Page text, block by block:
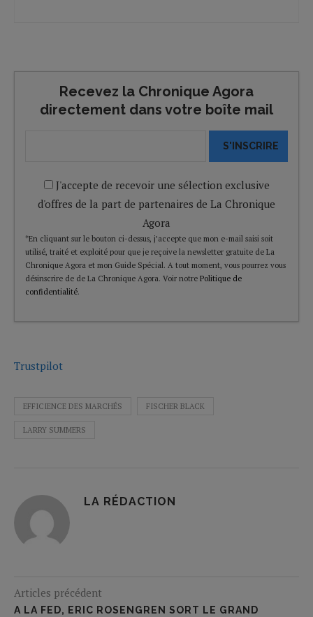
Recevez la Chronique Agora
directement dans votre boîte mail
S'INSCRIRE
J'accepte de recevoir une sélection exclusive
d'offres de la part de partenaires de La Chronique
Agora
*En cliquant sur le bouton ci-dessus, j’accepte que mon e-mail saisi soit
utilisé, traité et exploité pour que je reçoive la newsletter gratuite de La
Chronique Agora et mon Guide Spécial. A tout moment, vous pourrez vous
désinscrire de de La Chronique Agora. Voir notre Politique de
confidentialité.
Trustpilot
EFFICIENCE DES MARCHÉS FISCHER BLACK
LARRY SUMMERS
LA RÉDACTION
Articles précédent
A LA FED, ERIC ROSENGREN SORT LE GRAND